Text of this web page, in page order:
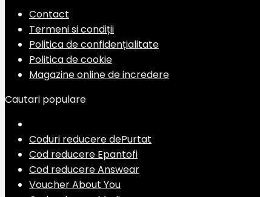
Contact
Termeni si condiții
Politica de confidențialitate
Politica de cookie
Magazine online de incredere
Cautari populare
Coduri reducere dePurtat
Cod reducere Epantofi
Cod reducere Answear
Voucher About You